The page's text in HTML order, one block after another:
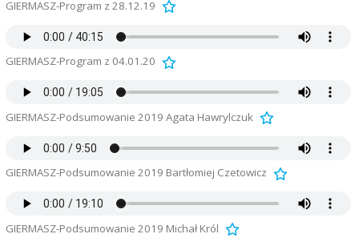
GIERMASZ-Program z 28.12.19
GIERMASZ-Program z 04.01.20
GIERMASZ-Podsumowanie 2019 Agata Hawrylczuk
GIERMASZ-Podsumowanie 2019 Bartłomiej Czetowicz
GIERMASZ-Podsumowanie 2019 Michał Król